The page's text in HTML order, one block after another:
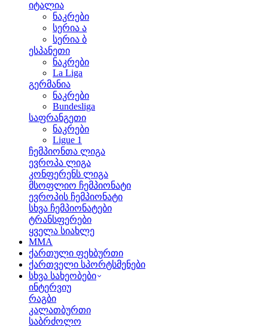
იტალია
ნაკრები
სერია ა
სერია ბ
ესპანეთი
ნაკრები
La Liga
გერმანია
ნაკრები
Bundesliga
საფრანგეთი
ნაკრები
Ligue 1
ჩემპიონთა ლიგა
ევროპა ლიგა
კონფერენს ლიგა
მსოფლიო ჩემპიონატი
ევროპის ჩემპიონატი
სხვა ჩემპიონატები
ტრანსფერები
ყველა სიახლე
MMA
ქართული ფეხბურთი
ქართველი სპორტსმენები
სხვა სახეობები
ინტერვიუ
რაგბი
კალათბურთი
საბრძოლო